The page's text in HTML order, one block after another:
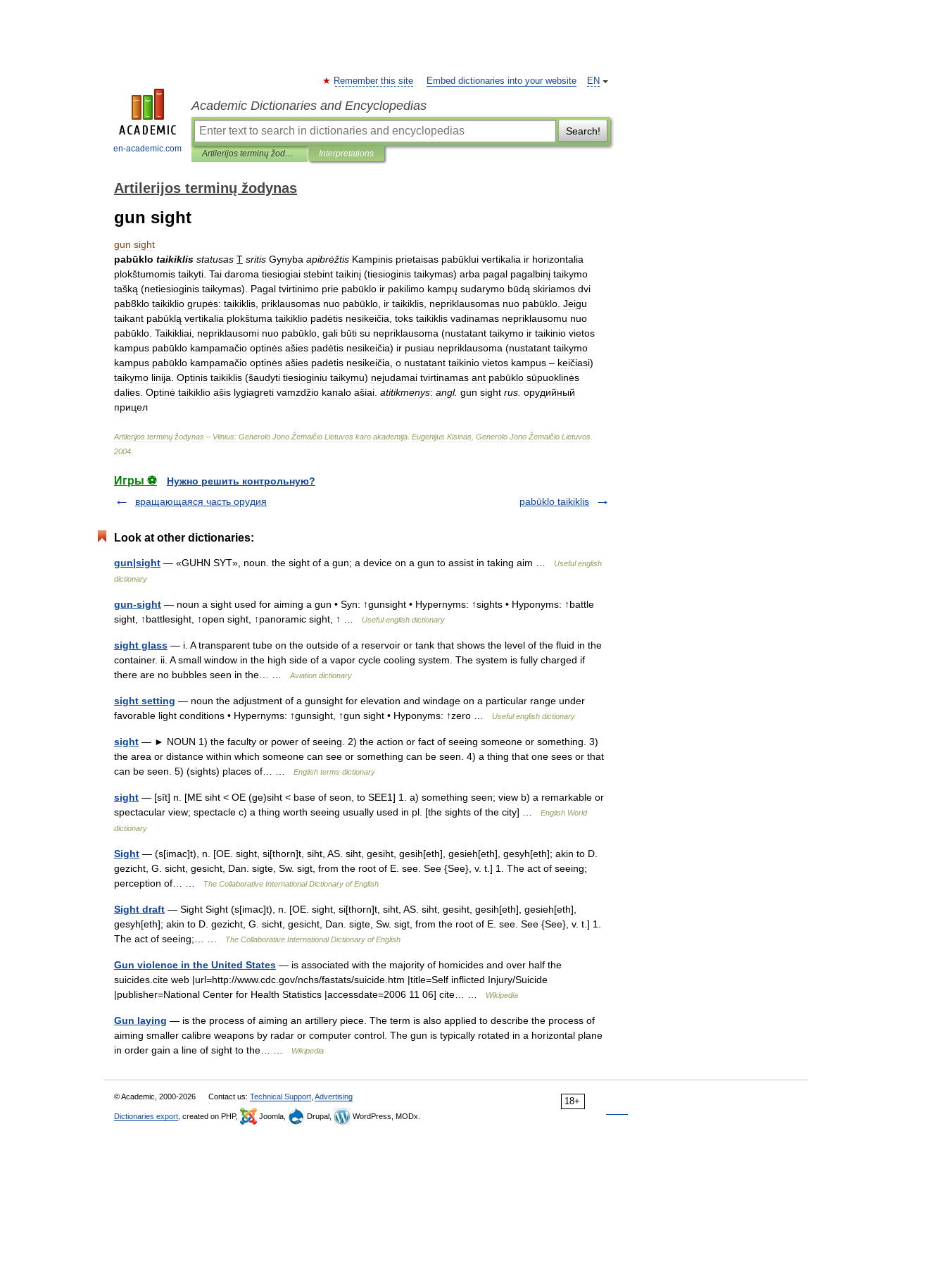
en-academic.com
EN
Remember this site Embed dictionaries into your website
Academic Dictionaries and Encyclopedias
Search!
Artilerijos terminų žodynas Interpretations
Artilerijos terminų žodynas
gun sight
gun sight
pabūklo taikiklis statusas T sritis Gynyba apibrėžtis Kampinis prietaisas pabūklui vertikalia ir horizontalia
plokštumomis taikyti Tai daroma tiesiogiai stebint taikinį (tiesioginis taikymas) arba pagal pagalbinį taikymo
tašką (netiesioginis taikymas). Pagal tvirtinimo prie pabūklo ir pakilimo kampų sudarymo būdą skiriamos dvi
pab8klo taikiklio grupės: taikiklis priklausomas nuo pabūklo ir taikiklis nepriklausomas nuo pabūklo Jeigu
taikant pabūklą vertikalia plokštuma taikiklio padėtis nesikeičia toks taikiklis vadinamas nepriklausomu nuo
pabūklo Taikikliai nepriklausomi nuo pabūklo gali būti su nepriklausoma (nustatant taikymo ir taikinio vietos
kampus pabūklo kampamačio optinės ašies padėtis nesikeičia) ir pusiau nepriklausoma (nustatant taikymo
kampus pabūklo kampamačio optinės ašies padėtis nesikeičia o nustatant taikinio vietos kampus – keičiasi)
taikymo linija Optinis taikiklis (šaudyti tiesioginiu taikymu) nejudamai tvirtinamas ant pabūklo sūpuoklinės
dalies Optinė taikiklio ašis lygiagreti vamzdžio kanalo ašiai atitikmenys: angl. gun sight rus орудийный
прицел
Artilerijos terminų žodynas – Vilnius: Generolo Jono Žemaičio Lietuvos karo akademija Eugenijus Kisinas Generolo Jono Žemaičio Lietuvos
2004
Игры ⚽
Нужно решить контрольную?
вращающаяся часть орудия
pabūklo taikiklis
Look at other dictionaries:
gun|sight — «GUHN SYT», noun. the sight of a gun; a device on a gun to assist in taking aim …
Useful english
dictionary
gun-sight — noun a sight used for aiming a gun • Syn: ↑gunsight • Hypernyms: ↑sights • Hyponyms: ↑battle
sight, ↑battlesight, ↑open sight, ↑panoramic sight, ↑ …
Useful english dictionary
sight glass — i. A transparent tube on the outside of a reservoir or tank that shows the level of the fluid in the
container. ii. A small window in the high side of a vapor cycle cooling system. The system is fully charged if
there are no bubbles seen in the… …
Aviation dictionary
sight setting — noun the adjustment of a gunsight for elevation and windage on a particular range under
favorable light conditions • Hypernyms: ↑gunsight, ↑gun sight • Hyponyms: ↑zero …
Useful english dictionary
sight — ► NOUN 1) the faculty or power of seeing. 2) the action or fact of seeing someone or something. 3)
the area or distance within which someone can see or something can be seen. 4) a thing that one sees or that
can be seen. 5) (sights) places of… …
English terms dictionary
sight — [sīt] n. [ME siht < OE (ge)siht < base of seon, to SEE1] 1. a) something seen; view b) a remarkable or
spectacular view; spectacle c) a thing worth seeing usually used in pl. [the sights of the city] …
English World
dictionary
Sight — (s[imac]t), n. [OE. sight, si[thorn]t, siht, AS. siht, gesiht, gesih[eth], gesieh[eth], gesyh[eth]; akin to D.
gezicht, G. sicht, gesicht, Dan. sigte, Sw. sigt, from the root of E. see. See {See}, v. t.] 1. The act of seeing;
perception of… …
The Collaborative International Dictionary of English
Sight draft — Sight Sight (s[imac]t), n. [OE. sight, si[thorn]t, siht, AS. siht, gesiht, gesih[eth], gesieh[eth],
gesyh[eth]; akin to D. gezicht, G. sicht, gesicht, Dan. sigte, Sw. sigt, from the root of E. see. See {See}, v. t.] 1.
The act of seeing;… …
The Collaborative International Dictionary of English
Gun violence in the United States — is associated with the majority of homicides and over half the
suicides.cite web |url=http://www.cdc.gov/nchs/fastats/suicide.htm |title=Self inflicted Injury/Suicide
|publisher=National Center for Health Statistics |accessdate=2006 11 06] cite… …
Wikipedia
Gun laying — is the process of aiming an artillery piece. The term is also applied to describe the process of
aiming smaller calibre weapons by radar or computer control. The gun is typically rotated in a horizontal plane
in order gain a line of sight to the… …
Wikipedia
18+
© Academic, 2000-2026 Contact us: Technical Support Advertising
Dictionaries export , created on PHP, Joomla, Drupal, WordPress, MODx.